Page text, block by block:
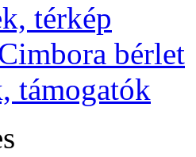
térkép
bérlet
támogatók